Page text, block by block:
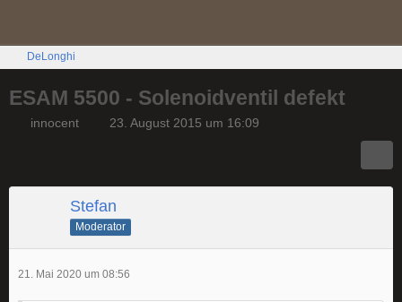
DeLonghi
ESAM 5500 - Solenoidventil defekt
innocent 23. August 2015 um 16:09
Stefan
Moderator
21. Mai 2020 um 08:56